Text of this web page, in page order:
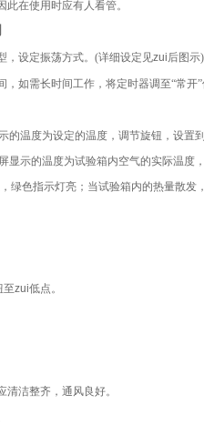
在使用时应有人看管。
设定振荡方式。 (详细设定见zui后图示)
，如需长时间工作，将定时器调至“常开”
的温度为设定的温度，调节旋钮，设置
显示的温度为试验箱内空气的实际温度
绿色指示灯亮；当试验箱内的热量散发
zui低点。
洁整齐，通风良好。